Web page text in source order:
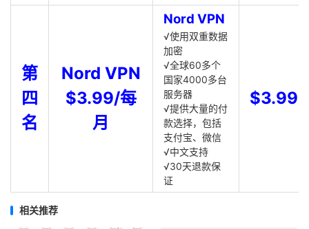
第
四
名
Nord VPN
$3.99/每
月
Nord VPN
√使用双重数据
加密
√全球60多个
国家4000多台
服务器
√提供大量的付
款选择，包括
支付宝、微信
√中文支持
√30天退款保
证
$3.99
相关推荐